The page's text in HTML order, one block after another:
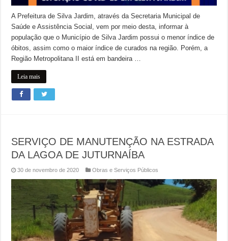
A Prefeitura de Silva Jardim, através da Secretaria Municipal de
Saúde e Assistência Social, vem por meio desta, informar à
população que o Município de Silva Jardim possui o menor índice de
óbitos, assim como o maior índice de curados na região. Porém, a
Região Metropolitana II está em bandeira …
Leia mais
SERVIÇO DE MANUTENÇÃO NA ESTRADA
DA LAGOA DE JUTURNAÍBA
30 de novembro de 2020 Obras e Serviços Públicos